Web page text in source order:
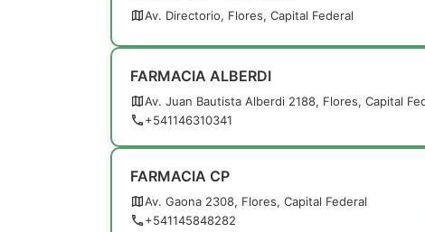
Av. Directorio, Flores, Capital Federal
FARMACIA ALBERDI
Av. Juan Bautista Alberdi 2188, Flores, Capital
+541146310341
FARMACIA CP
Av. Gaona 2308, Flores, Capital Federal
+541145848282